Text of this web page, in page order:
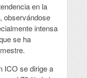
en la
observándose
intensa
se ha
ICO se dirige a